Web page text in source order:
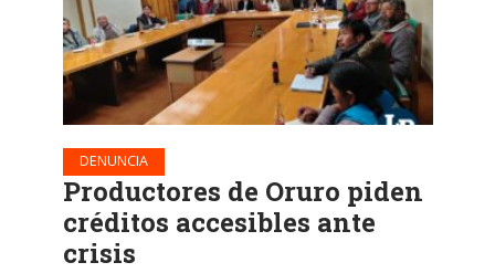
DENUNCIA
Productores de Oruro piden
créditos accesibles ante
crisis